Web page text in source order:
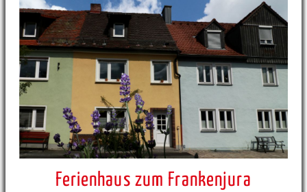
Ferienhaus zum Frankenjura